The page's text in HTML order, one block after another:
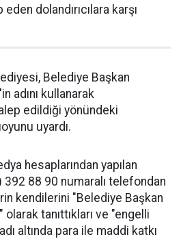
dolandırıcılara karşı
Belediye Başkan
adını kullanarak
edildiği yönündeki
uyardı.
hesaplarından yapılan
392 88 90 numaralı telefondan
kendilerini "Belediye Başkan
olarak tanıttıkları ve "engelli
altında para ile maddi katkı